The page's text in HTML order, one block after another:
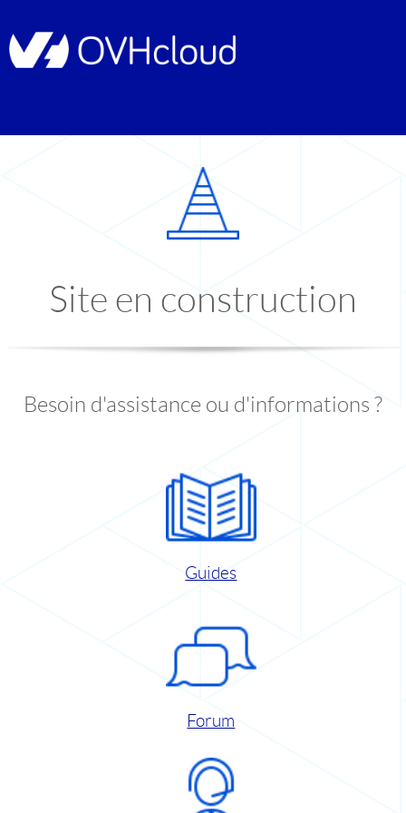
Site en construction
Besoin d'assistance ou d'informations ?
Guides
Forum